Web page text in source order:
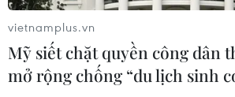
vietnamplus.vn
Mỹ siết chặt quyền công dân
mở rộng chống “du lịch sinh